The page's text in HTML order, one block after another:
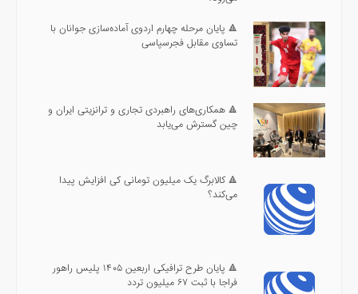
🔺 پایان مرحله چهارم اردوی آماده‌سازی جوانان با
تساوی مقابل فجرسپاسی
🔺 همکاری‌های راهبردی تجاری و ترانزیتی ایران و
چین گسترش می‌یابد
🔺 کالابرگ یک میلیون تومانی کی افزایش پیدا
می‌کند؟
🔺 پایان طرح ترافیکی اربعین ۱۴۰۵ پلیس راهور
فراجا با ثبت ۶۷ میلیون تردد